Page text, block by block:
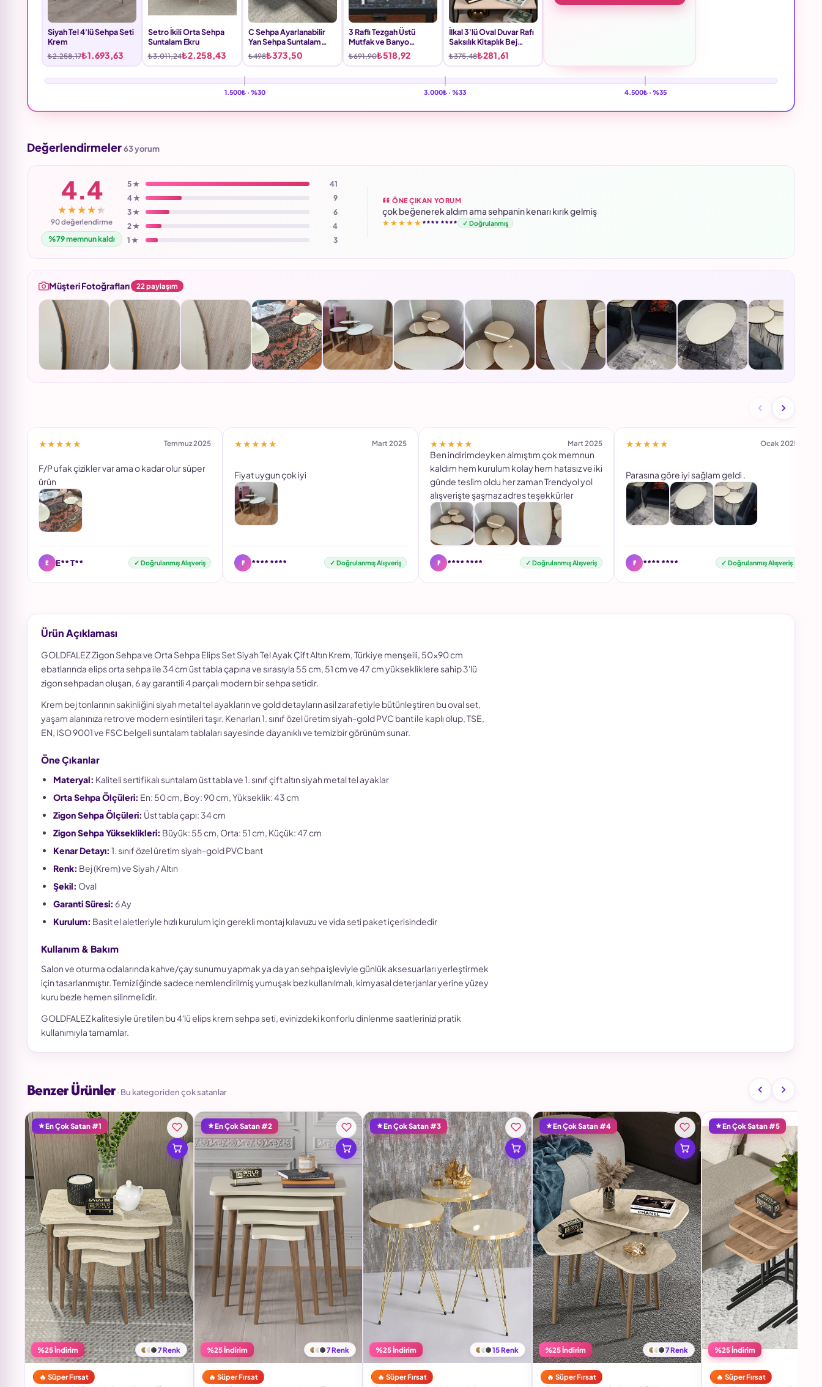
Siyah Tel 4'lü Sehpa Seti
Krem
₺2.258,17₺1.693,63
Setro İkili Orta Sehpa
Suntalam Ekru
₺3.011,24₺2.258,43
C Sehpa Ayarlanabilir
Yan Sehpa Suntalam
Kahverengi
₺498₺373,50
3 Raflı Tezgah Üstü
Mutfak ve Banyo
Organizeri Beyaz
₺691,90₺518,92
İlkal 3'lü Oval Duvar Rafı
Saksılık Kitaplık Bej
Krem 115 cm
₺375,48₺281,61
1.500₺ · %30 3.000₺ · %33 4.500₺ · %35
Değerlendirmeler63 yorum
4.4
★★★★★
90 değerlendirme
%79memnun kaldı
5 ★
41
4 ★
9
3 ★
6
2 ★
4
1 ★
3
ÖNE ÇIKAN YORUM
çok beğenerek aldım ama sehpanin kenarı kırık gelmiş
★★★★★**** **** ✓ Doğrulanmış
Müşteri Fotoğrafları 22 paylaşım
★★★★★ Temmuz 2025
F/P ufak çizikler var ama o kadar olur süper
ürün
E E** T** ✓ Doğrulanmış Alışveriş
★★★★★ Mart 2025
Fiyat uygun çok iyi
F **** **** ✓ Doğrulanmış Alışveriş
★★★★★ Mart 2025
Ben indirimdeyken almıştım çok memnun
kaldım hem kurulum kolay hem hatasız ve iki
günde teslim oldu her zaman Trendyol yol
alışverişte şaşmaz adres teşekkürler
F **** **** ✓ Doğrulanmış Alışveriş
★★★★★ Ocak 2025
Parasına göre iyi sağlam geldi .
F **** **** ✓ Doğrulanmış Alışveriş
Ürün Açıklaması
GOLDFALEZ Zigon Sehpa ve Orta Sehpa Elips Set Siyah Tel Ayak Çift Altın Krem, Türkiye menşeili, 50x90 cm
ebatlarında elips orta sehpa ile 34 cm üst tabla çapına ve sırasıyla 55 cm, 51 cm ve 47 cm yüksekliklere sahip 3'lü
zigon sehpadan oluşan, 6 ay garantili 4 parçalı modern bir sehpa setidir.
Krem bej tonlarının sakinliğini siyah metal tel ayakların ve gold detayların asil zarafetiyle bütünleştiren bu oval set,
yaşam alanınıza retro ve modern esintileri taşır. Kenarları 1. sınıf özel üretim siyah-gold PVC bant ile kaplı olup, TSE,
EN, ISO 9001 ve FSC belgeli suntalam tablaları sayesinde dayanıklı ve temiz bir görünüm sunar.
Öne Çıkanlar
Materyal: Kaliteli sertifikalı suntalam üst tabla ve 1. sınıf çift altın siyah metal tel ayaklar
Orta Sehpa Ölçüleri: En: 50 cm, Boy: 90 cm, Yükseklik: 43 cm
Zigon Sehpa Ölçüleri: Üst tabla çapı: 34 cm
Zigon Sehpa Yükseklikleri: Büyük: 55 cm, Orta: 51 cm, Küçük: 47 cm
Kenar Detayı: 1. sınıf özel üretim siyah-gold PVC bant
Renk: Bej (Krem) ve Siyah / Altın
Şekil: Oval
Garanti Süresi: 6 Ay
Kurulum: Basit el aletleriyle hızlı kurulum için gerekli montaj kılavuzu ve vida seti paket içerisindedir
Kullanım & Bakım
Salon ve oturma odalarında kahve/çay sunumu yapmak ya da yan sehpa işleviyle günlük aksesuarları yerleştirmek
için tasarlanmıştır. Temizliğinde sadece nemlendirilmiş yumuşak bez kullanılmalı, kimyasal deterjanlar yerine yüzey
kuru bezle hemen silinmelidir.
GOLDFALEZ kalitesiyle üretilen bu 4'lü elips krem sehpa seti, evinizdeki konforlu dinlenme saatlerinizi pratik
kullanımıyla tamamlar.
Benzer Ürünler· Bu kategoriden çok satanlar
En Çok Satan #1
%25 İndirim 7 Renk
🔥 Süper Fırsat
En Çok Satan #2
%25 İndirim 7 Renk
🔥 Süper Fırsat
En Çok Satan #3
%25 İndirim 15 Renk
🔥 Süper Fırsat
En Çok Satan #4
%25 İndirim 7 Renk
🔥 Süper Fırsat
En Çok Satan #5
%25 İndirim
🔥 Süper Fırsat